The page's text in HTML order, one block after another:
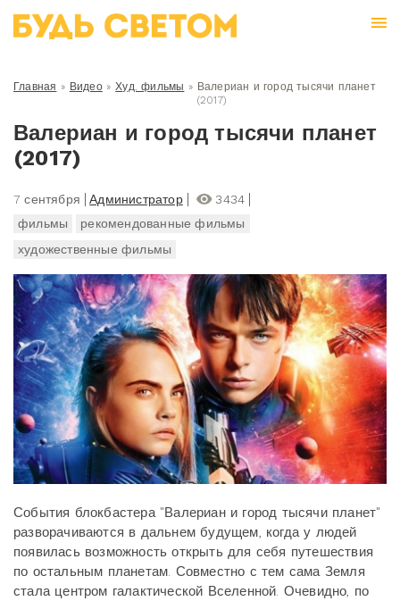
Главная » Видео» Худ. фильмы » Валериан и город тысячи планет
(2017)
Валериан и город тысячи планет
(2017)
7 сентября Администратор
3434
фильмы
рекомендованные фильмы
художественные фильмы
События блокбастера "Валериан и город тысячи планет"
разворачиваются в дальнем будущем, когда у людей
появилась возможность открыть для себя путешествия
по остальным планетам. Совместно с тем сама Земля
стала центром галактической Вселенной. Очевидно, по